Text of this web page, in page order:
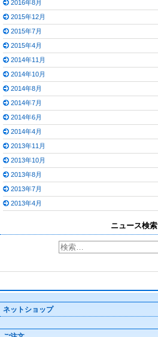
2016年8月
2015年12月
2015年7月
2015年4月
2014年11月
2014年10月
2014年8月
2014年7月
2014年6月
2014年4月
2013年11月
2013年10月
2013年8月
2013年7月
2013年4月
ニュース検索
ネットショップ